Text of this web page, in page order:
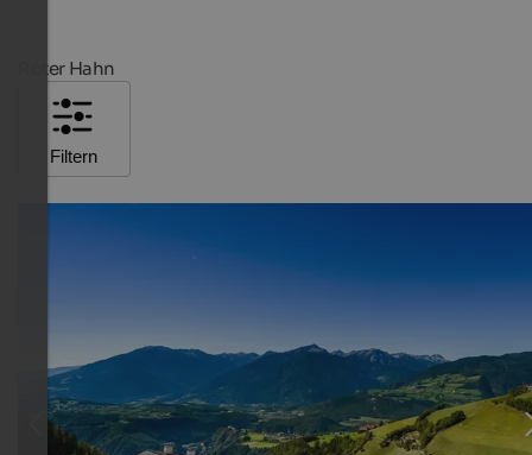
Roter Hahn
Filtern